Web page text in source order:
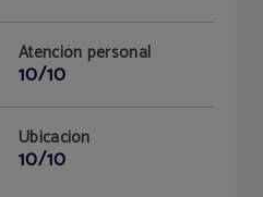
Atención personal
10/10
Ubicación
10/10